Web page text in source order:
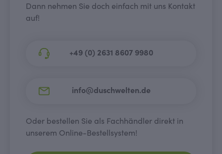
Dann nehmen Sie doch einfach mit uns Kontakt
auf!
+49 (0) 2631 8607 9980
info@duschwelten.de
Oder bestellen Sie als Fachhändler direkt in
unserem Online-Bestellsystem!